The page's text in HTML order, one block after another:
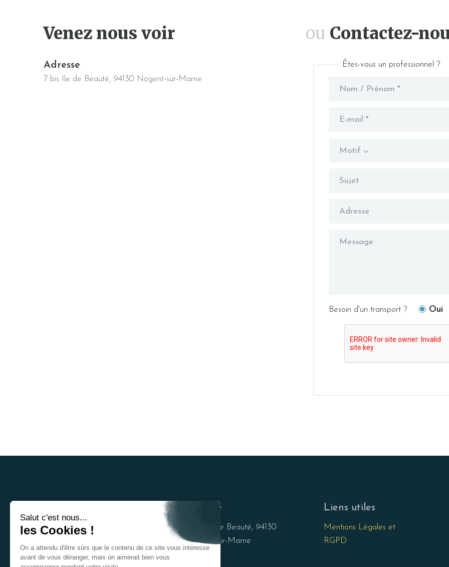
Venez nous voir
Adresse
7 bis Ile de Beauté, 94130 Nogent-sur-Marne
ou Contactez-
Êtes-vous un professionnel ?
Motif
Besoin d'un transport ? Oui
© 2026 Mb Vivenda,
Adresse
7 bis Ile de Beauté, 94130
Nogent-sur-Marne
Liens utiles
Mentions Légales et
RGPD
Salut c'est nous...
les Cookies !
On a attendu d'être sûrs que le contenu de ce site vous intéresse
avant de vous déranger, mais on aimerait bien vous